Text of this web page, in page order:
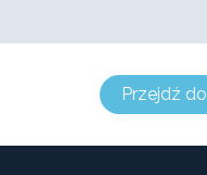
Przejdź